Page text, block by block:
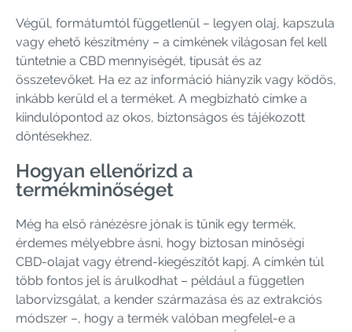
Végül, formátumtól függetlenül – legyen olaj, kapszula
vagy ehető készítmény – a címkének világosan fel kell
tüntetnie a CBD mennyiségét, típusát és az
összetevőket. Ha ez az információ hiányzik vagy ködös,
inkább kerüld el a terméket. A megbízható címke a
kiindulópontod az okos, biztonságos és tájékozott
döntésekhez.
Hogyan ellenőrizd a
termékminőséget
Még ha első ránézésre jónak is tűnik egy termék,
érdemes mélyebbre ásni, hogy biztosan minőségi
CBD-olajat vagy étrend-kiegészítőt kapj. A címkén túl
több fontos jel is árulkodhat – például a független
laborvizsgálat, a kender származása és az extrakciós
módszer –, hogy a termék valóban megfelel-e a